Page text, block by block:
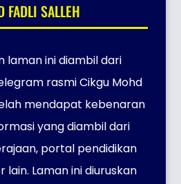
FADLI SALLEH
laman ini diambil dari
rasmi Cikgu Mohd
mendapat kebenaran
yang diambil dari
portal pendidikan
lain. Laman ini diuruskan